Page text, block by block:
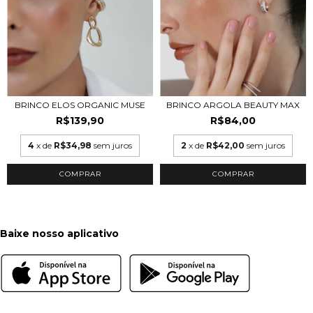
BRINCO ELOS ORGANIC MUSE
R$139,90
4 x de R$34,98 sem juros
COMPRAR
BRINCO ARGOLA BEAUTY MAX
R$84,00
2 x de R$42,00 sem juros
COMPRAR
Baixe nosso aplicativo